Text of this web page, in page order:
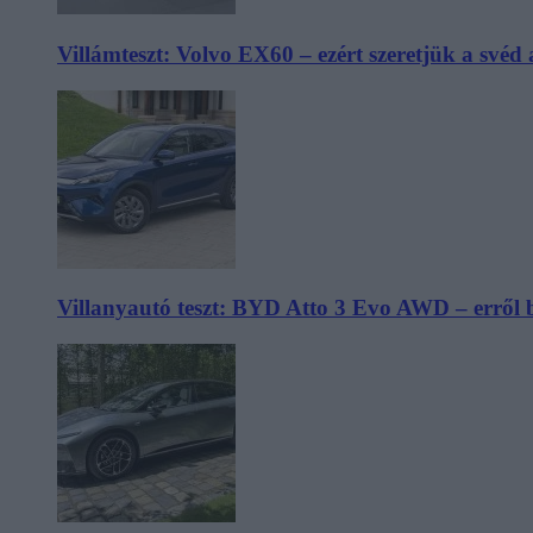
Villámteszt: Volvo EX60 – ezért szeretjük a svéd
Villanyautó teszt: BYD Atto 3 Evo AWD – erről